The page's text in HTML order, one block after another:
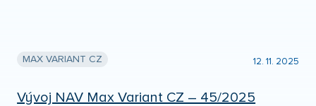
MAX VARIANT CZ 12. 11. 2025
Vývoj NAV Max Variant CZ – 45/2025